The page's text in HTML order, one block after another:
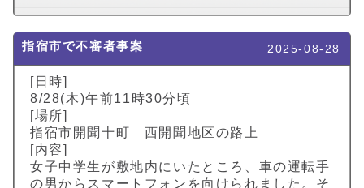
指宿市で不審者事案 2025-08-28
[日時]
8/28(木)午前11時30分頃
[場所]
指宿市開聞十町 西開聞地区の路上
[内容]
女子中学生が敷地内にいたところ、車の運転手
の男からスマートフォンを向けられました。そ